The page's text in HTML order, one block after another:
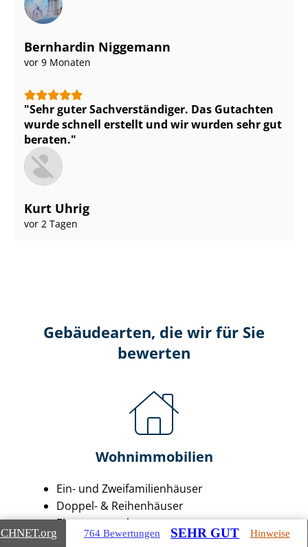
Bernhardin Niggemann
vor 9 Monaten
Sehr guter Sach­ver­stän­di­ger. Das Gutachten
wurde schnell erstellt und wir wurden sehr gut
beraten.
Kurt Uhrig
vor 2 Tagen
Gebäudearten, die wir für Sie
bewerten
Wohnimmobilien
Ein- und Zwei­fa­mi­li­en­häu­ser
Doppel- & Reihenhäuser
Ei­gen­tums­woh­nun­gen
Mehr­fa­mi­li­en­häu­ser
.org 764 Bewertungen SEHR GUT Hinweise